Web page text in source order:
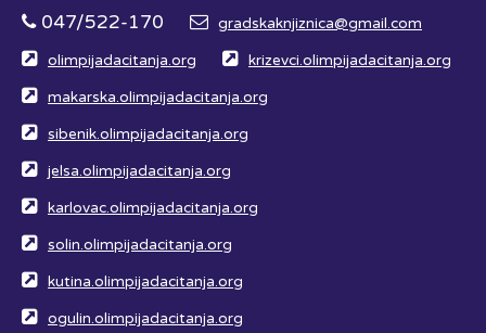
047/522-170
gradskaknjiznica@gmail.com
olimpijadacitanja.org krizevci.olimpijadacitanja.org
makarska.olimpijadacitanja.org
sibenik.olimpijadacitanja.org
jelsa.olimpijadacitanja.org
karlovac.olimpijadacitanja.org
solin.olimpijadacitanja.org
kutina.olimpijadacitanja.org
ogulin.olimpijadacitanja.org